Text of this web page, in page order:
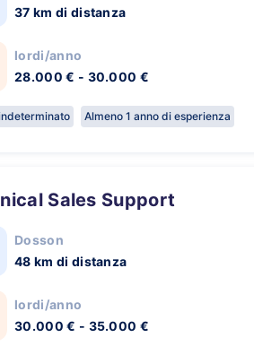
37 km di distanza
lordi/anno
28.000 € - 30.000 €
Almeno 1 anno di esperienza
Sales Support
Dosson
48 km di distanza
lordi/anno
30.000 € - 35.000 €